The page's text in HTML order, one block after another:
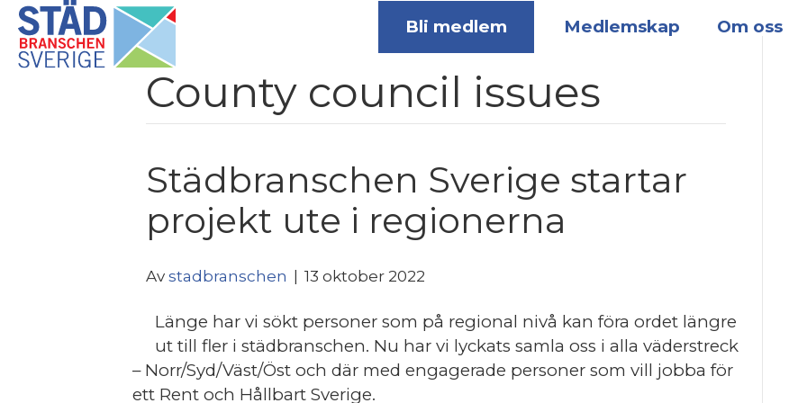
Bli medlem Medlemskap Om oss
County council issues
Städbranschen Sverige startar
projekt ute i regionerna
Av stadbranschen 13 oktober 2022
Länge har vi sökt personer som på regional nivå kan föra ordet längre
ut till fler i städbranschen. Nu har vi lyckats samla oss i alla väderstreck
– Norr/Syd/Väst/Öst och där med engagerade personer som vill jobba för
ett Rent och Hållbart Sverige.